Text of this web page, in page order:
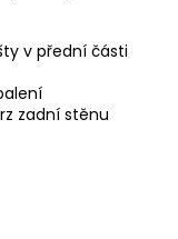
v přední části
zadní stěnu